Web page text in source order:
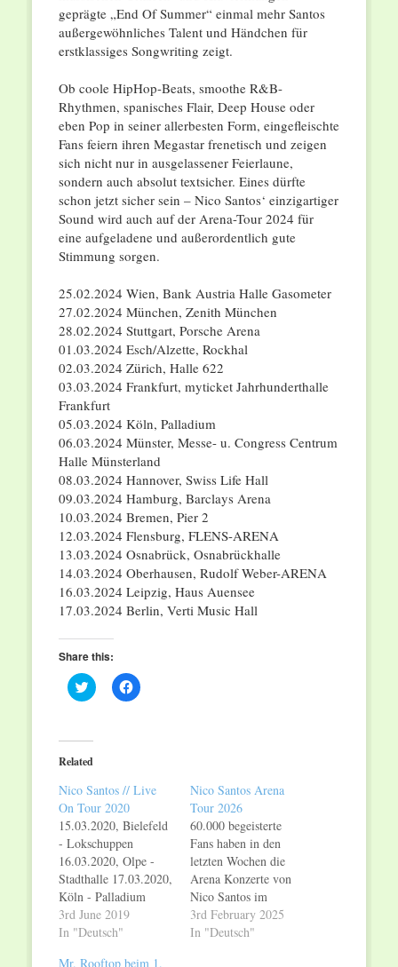
geprägte „End Of Summer“ einmal mehr Santos
außergewöhnliches Talent und Händchen für
erstklassiges Songwriting zeigt.
Ob coole HipHop-Beats, smoothe R&B-
Rhythmen, spanisches Flair, Deep House oder
eben Pop in seiner allerbesten Form, eingefleischte
Fans feiern ihren Megastar frenetisch und zeigen
sich nicht nur in ausgelassener Feierlaune,
sondern auch absolut textsicher. Eines dürfte
schon jetzt sicher sein – Nico Santos‘ einzigartiger
Sound wird auch auf der Arena-Tour 2024 für
eine aufgeladene und außerordentlich gute
Stimmung sorgen.
25.02.2024 Wien, Bank Austria Halle Gasometer
27.02.2024 München, Zenith München
28.02.2024 Stuttgart, Porsche Arena
01.03.2024 Esch/Alzette, Rockhal
02.03.2024 Zürich, Halle 622
03.03.2024 Frankfurt, myticket Jahrhunderthalle
Frankfurt
05.03.2024 Köln, Palladium
06.03.2024 Münster, Messe- u. Congress Centrum
Halle Münsterland
08.03.2024 Hannover, Swiss Life Hall
09.03.2024 Hamburg, Barclays Arena
10.03.2024 Bremen, Pier 2
12.03.2024 Flensburg, FLENS-ARENA
13.03.2024 Osnabrück, Osnabrückhalle
14.03.2024 Oberhausen, Rudolf Weber-ARENA
16.03.2024 Leipzig, Haus Auensee
17.03.2024 Berlin, Verti Music Hall
Share this:
Click
to
(Opens
in
new
Click
to
Related
Nico Santos // Live
On Tour 2020
15.03.2020, Bielefeld
- Lokschuppen
16.03.2020, Olpe -
Stadthalle 17.03.2020,
Köln - Palladium
18.03.2020,
Dortmund -
3rd June 2019
In "Deutsch"
Nico Santos Arena
Tour 2026
60.000 begeisterte
Fans haben in den
letzten Wochen die
Arena Konzerte von
Nico Santos im
Rahmen seiner Ride-
Tour gefeiert! Jetzt
3rd February 2025
In "Deutsch"
Mr. Rooftop beim 1.